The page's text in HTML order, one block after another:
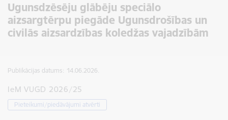
Ugunsdzēsēju glābēju speciālo
aizsargtērpu piegāde Ugunsdrošības un
civilās aizsardzības koledžas vajadzībām
Publikācijas datums: 14.06.2026.
IeM VUGD 2026/25
Pieteikumi/piedāvājumi atvērti